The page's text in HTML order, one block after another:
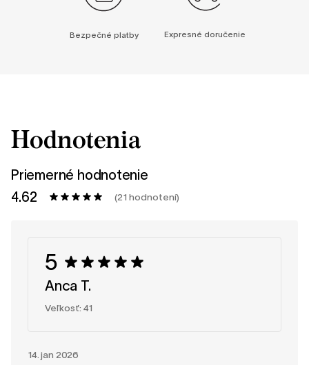
Bezpečné platby Expresné doručenie
Hodnotenia
Priemerné hodnotenie
4.62
(21 hodnotení)
5
Anca T.
Veľkosť: 41
14. jan 2026